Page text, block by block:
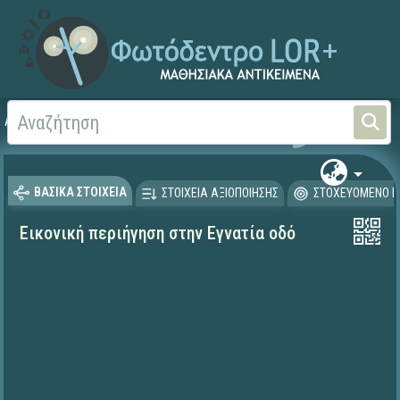
Αρχική Γεωγραφία-Γεωλογία
ΒΑΣΙΚΑ ΣΤΟΙΧΕΙΑ ΣΤΟΙΧΕΙΑ ΑΞΙΟΠΟΙΗΣΗΣ ΣΤΟΧΕΥΟΜΕΝΟ
Εικονική περιήγηση στην Εγνατία οδό